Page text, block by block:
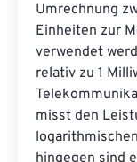
Umrechnung
Einheiten zur
verwendet
relativ zu 1
misst den